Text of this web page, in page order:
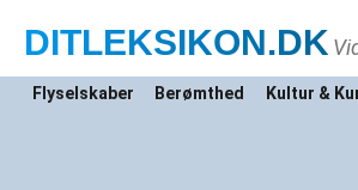
DITLEKSIKON.DK
Flyselskaber Berømthed Kultur &